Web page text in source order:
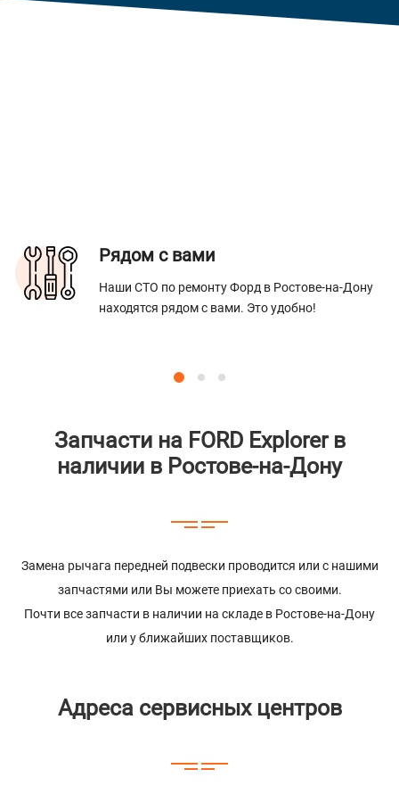
Рядом с вами
Наши СТО по ремонту Форд в Ростове-на-Дону
находятся рядом с вами. Это удобно!
Запчасти на FORD Explorer в
наличии в Ростове-на-Дону
Замена рычага передней подвески проводится или с нашими
запчастями или Вы можете приехать со своими.
Почти все запчасти в наличии на складе в Ростове-на-Дону
или у ближайших поставщиков.
Адреса сервисных центров